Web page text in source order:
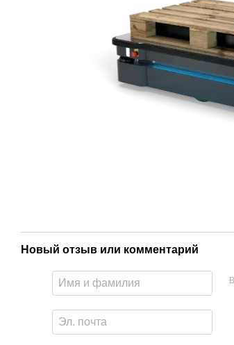
Новый отзыв или комментарий